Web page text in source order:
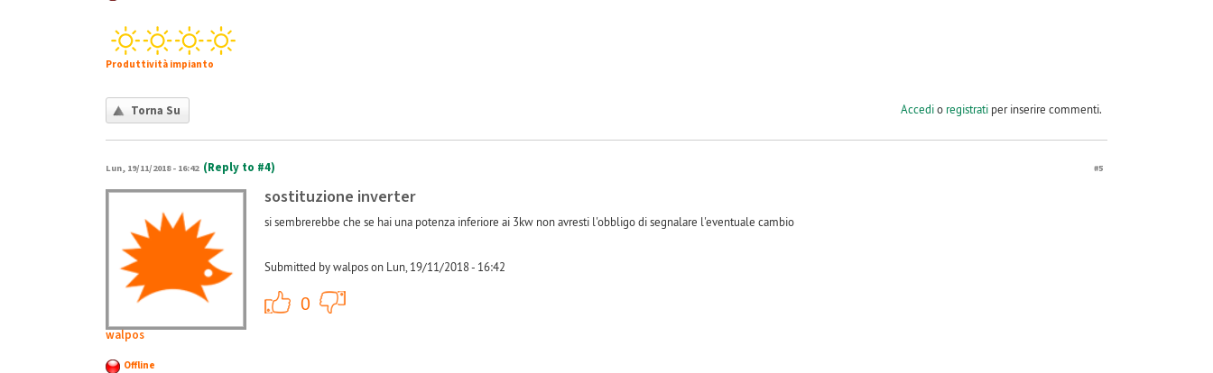
Produttività impianto
Torna Su Accedio registratiper inserire commenti.
Lun, 19/11/2018 - 16:42 (Reply to #4) #5
walpos
Offline
sostituzione inverter
si sembrerebbe che se hai una potenza inferiore ai 3kw non avresti l'obbligo di segnalare l'eventuale cambio
Submitted by walpos on Lun, 19/11/2018 - 16:42
0